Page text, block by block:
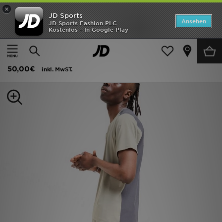
×
JD Sports
JD Sports Fashion PLC
Kostenlos - In Google Play
Ansehen
Startseite
Herren Herrenbekleidung Funktionsbekleidung
Reprimo Clima Shorts
50,00€
inkl. MwST.
Startseite
ANGEBOTE
Herren